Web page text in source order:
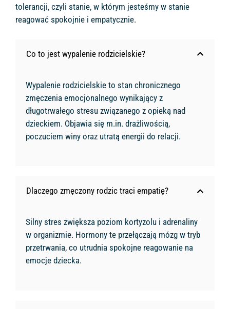
tolerancji, czyli stanie, w którym jesteśmy w stanie
reagować spokojnie i empatycznie.
Co to jest wypalenie rodzicielskie?
Wypalenie rodzicielskie to stan chronicznego
zmęczenia emocjonalnego wynikający z
długotrwałego stresu związanego z opieką nad
dzieckiem. Objawia się m.in. drażliwością,
poczuciem winy oraz utratą energii do relacji.
Dlaczego zmęczony rodzic traci empatię?
Silny stres zwiększa poziom kortyzolu i adrenaliny
w organizmie. Hormony te przełączają mózg w tryb
przetrwania, co utrudnia spokojne reagowanie na
emocje dziecka.